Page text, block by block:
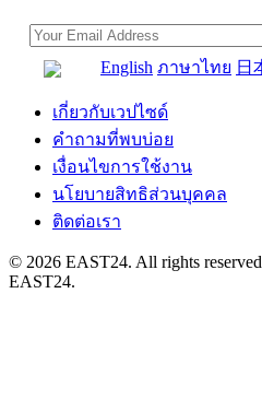
English ภาษาไทย 日
เกี่ยวกับเวปไซด์
คำถามที่พบบ่อย
เงื่อนไขการใช้งาน
นโยบายสิทธิส่วนบุคคล
ติดต่อเรา
© 2026 EAST24. All rights
EAST24.